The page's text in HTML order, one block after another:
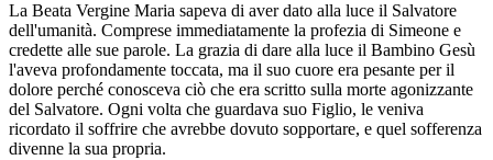
La Beata Vergine Maria sapeva di aver dato alla luce il Salvatore
dell'umanità. Comprese immediatamente la profezia di Simeone e
credette alle sue parole. La grazia di dare alla luce il Bambino Gesù
l'aveva profondamente toccata, ma il suo cuore era pesante per il
dolore perché conosceva ciò che era scritto sulla morte agonizzante
del Salvatore. Ogni volta che guardava suo Figlio, le veniva
ricordato il soffrire che avrebbe dovuto sopportare, e quel sofferenza
divenne la sua propria.